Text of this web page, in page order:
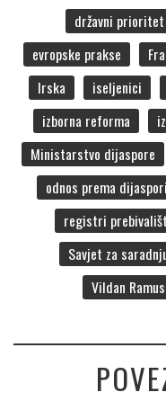
državni prioritet
evropske prakse
Irska
iseljenici
izborna reforma
Ministarstvo dijaspore
odnos prema dijaspori
registri
Savjet za
Vildan